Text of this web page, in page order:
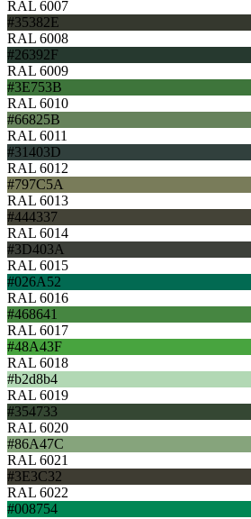
RAL 6007
#35382E
RAL 6008
#26392F
RAL 6009
#3E753B
RAL 6010
#66825B
RAL 6011
#31403D
RAL 6012
#797C5A
RAL 6013
#444337
RAL 6014
#3D403A
RAL 6015
#026A52
RAL 6016
#468641
RAL 6017
#48A43F
RAL 6018
#b2d8b4
RAL 6019
#354733
RAL 6020
#86A47C
RAL 6021
#3E3C32
RAL 6022
#008754